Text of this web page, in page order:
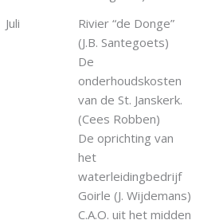
Juli
Rivier “de Donge”
(J.B. Santegoets)
De
onderhoudskosten
van de St. Janskerk.
(Cees Robben)
De oprichting van
het
waterleidingbedrijf
Goirle (J. Wijdemans)
C.A.O. uit het midden